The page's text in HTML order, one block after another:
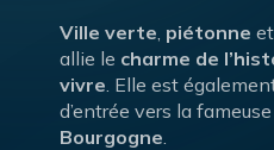
Ville verte piétonne et
allie le charme de
vivre . Elle est
d’entrée vers la fameuse
Bourgogne